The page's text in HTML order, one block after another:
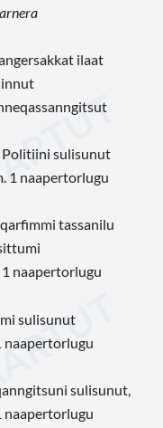
ilaat
sulisunut
1 naapertorlugu
tassanilu
naapertorlugu
sulisunut
naapertorlugu
sulisunut,
naapertorlugu